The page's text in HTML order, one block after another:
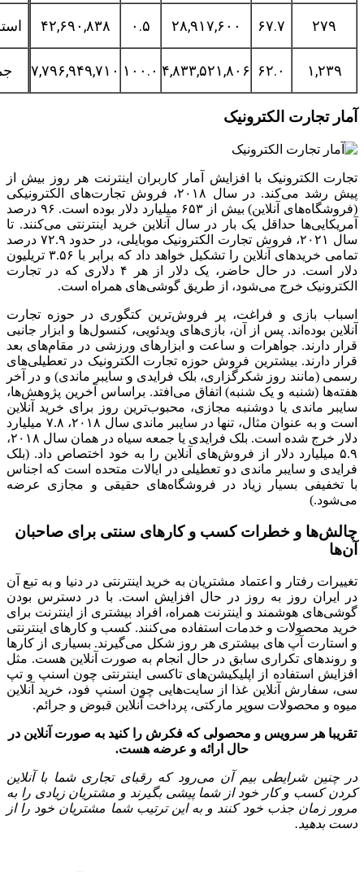
۶۷.۷ ۲۸,۹۱۷,۶۰۰ ۰.۵ ۴۲,۶۹۰,۸۳۸ استرالیا
۶۲.۰ ۴,۸۳۳,۵۲۱,۸۰۶۱۰۰.۰۷,۷۹۶,۹۴۹,۷۱۰ جمع
تجارت الکترونیک
الکترونیک با افزایش آمار کاربران اینترنت هر روز بیش از
پیش رشد می‌کند. در سال ۲۰۱۸، فروش تجارت‌های الکترونیکی
(فروشگاه‌های آنلاین) بیش از ۶۵۳ میلیارد دلار بوده است. ۹۶ درصد
حداقل یک بار در سال آنلاین خرید اینترنتی می‌کنند. تا
سال ۲۰۲۱، فروش تجارت الکترونیک موبایلی، در حدود ۷۲.۹ درصد
تمامی خریدهای آنلاین را تشکیل خواهد داد که برابر با ۳.۵۶ تریلیون
دلار است. در حال حاضر، یک دلار از هر ۴ دلاری که در تجارت
خرج می‌شود، از طریق گوشی‌های همراه است.
بازی و فراغت، پر فروش‌ترین کتگوری در حوزه تجارت
بوده‌اند. پس از آن، بازی‌های ویدئویی، کنسول‌ها و ابزار جانبی
دارند. جواهرات و ساعت و ابزارهای ورزشی در مقام‌های بعد
دارند. بیشترین فروش حوزه تجارت الکترونیک در تعطیلی‌های
(مانند روز شکرگزاری، بلک فرایدی و سایبر ماندی) و در آخر
(شنبه و یک شنبه) اتفاق می‌افتد. براساس آخرین پژوهش‌ها،
ماندی یا دوشنبه مجازی، محبوب‌ترین روز برای خرید آنلاین
است و به عنوان مثال، تنها در سایبر ماندی سال ۲۰۱۸، ۷.۸ میلیارد
دلار خرج شده است. بلک فرایدی یا جمعه سیاه در همان سال ۲۰۱۸،
میلیارد دلار از فروش‌های آنلاین را به خود اختصاص داد. (بلک
و سایبر ماندی دو تعطیلی در ایالات متحده است که اجناس
بسیار زیاد در فروشگاه‌های حقیقی و مجازی عرضه
و خطرات کسب و کارهای سنتی برای صاحبان
رفتار و اعتماد مشتریان به خرید اینترنتی در دنیا و به تبع آن
روز به روز در حال افزایش است. با در دسترس بودن
هوشمند و اینترنت همراه، افراد بیشتری از اینترنت برای
محصولات و خدمات استفاده می‌کنند. کسب و کارهای اینترنتی
آپ های بیشتری هر روز شکل می‌گیرند. بسیاری از کارها
تکراری سابق در حال انجام به صورت آنلاین هست. مثل
استفاده از اپلیکیشن‌های تاکسی اینترنتی چون اسنپ و تپ
آنلاین غذا از سایت‌هایی چون اسنپ فود، خرید آنلاین
و محصولات سوپر مارکتی، پرداخت آنلاین قبوض و جرائم.
هر سرویس و محصولی که فکرش را کنید به صورت آنلاین در
حال ارائه و عرضه هست.
شرایطی بیم آن می‌رود که رقبای تجاری شما با آنلاین
کسب و کار خود از شما پیشی بگیرند و مشتریان زیادی را به
زمان جذب خود کنند و به این ترتیب شما مشتریان خود را از